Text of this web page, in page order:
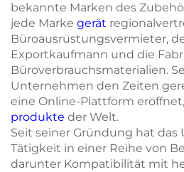
bekannte Marken des
jede Marke gerät
Büroausrüstungsvermieter,
Exportkaufmann und die
Büroverbrauchsmaterialien.
Unternehmen den Zeiten
eine Online-Plattform
produkte der Welt.
Seit seiner Gründung hat
Tätigkeit in einer Reihe von
darunter Kompatibilität mit